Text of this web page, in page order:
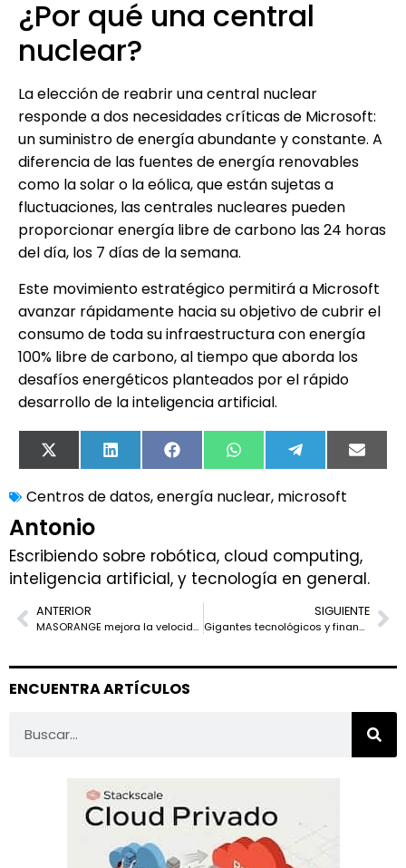
¿Por qué una central
nuclear?
La elección de reabrir una central nuclear
responde a dos necesidades críticas de Microsoft:
un suministro de energía abundante y constante. A
diferencia de las fuentes de energía renovables
como la solar o la eólica, que están sujetas a
fluctuaciones, las centrales nucleares pueden
proporcionar energía libre de carbono las 24 horas
del día, los 7 días de la semana.
Este movimiento estratégico permitirá a Microsoft
avanzar rápidamente hacia su objetivo de cubrir el
consumo de toda su infraestructura con energía
100% libre de carbono, al tiempo que aborda los
desafíos energéticos planteados por el rápido
desarrollo de la inteligencia artificial.
X
(Twitter)
LinkedIn FacebookWhatsApp TelegramEmail
Centros de datos,energía nuclear, microsoft
Antonio
Escribiendo sobre robótica, cloud computing,
inteligencia artificial, y tecnología en general.
ANTERIOR
MASORANGE mejora la velocidad de navegación móvil en el Metro de Madrid
SIGUIENTE
Gigantes tecnológicos y financieros se unen para invertir $100.000 millones en centros de datos e infraestructura energética para IA
ENCUENTRA ARTÍCULOS